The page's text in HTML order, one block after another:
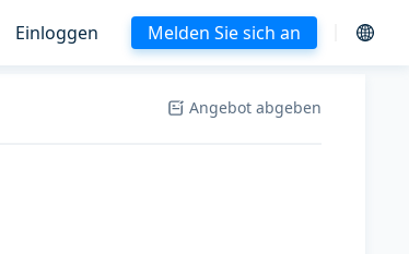
Einloggen Melden Sie sich an
Angebot abgeben